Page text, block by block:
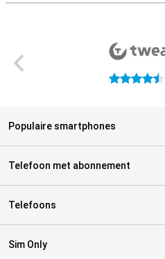
4.5 sterren
Populaire smartphones
Telefoon met abonnement
Telefoons
Sim Only